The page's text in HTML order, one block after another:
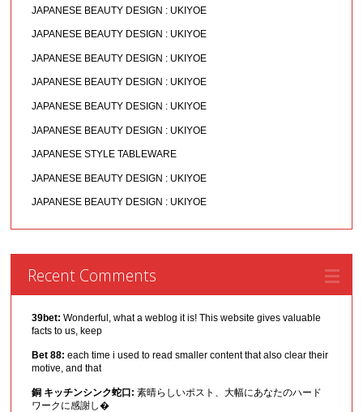
JAPANESE BEAUTY DESIGN : UKIYOE
JAPANESE BEAUTY DESIGN : UKIYOE
JAPANESE BEAUTY DESIGN : UKIYOE
JAPANESE BEAUTY DESIGN : UKIYOE
JAPANESE BEAUTY DESIGN : UKIYOE
JAPANESE BEAUTY DESIGN : UKIYOE
JAPANESE STYLE TABLEWARE
JAPANESE BEAUTY DESIGN : UKIYOE
JAPANESE BEAUTY DESIGN : UKIYOE
Recent Comments
39bet: Wonderful, what a weblog it is! This website gives valuable
facts to us, keep
Bet 88: each time i used to read smaller content that also clear their
motive, and that
銅 キッチンシンク蛇口: 素晴らしいポスト、大幅にあなたのハード
ワークに感謝し�